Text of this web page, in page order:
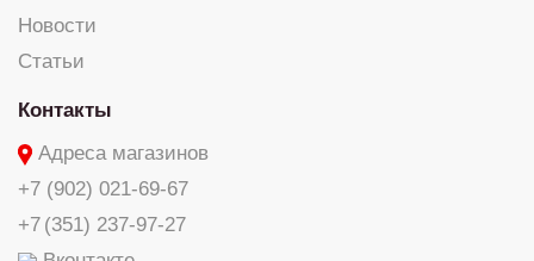
Новости
Статьи
Контакты
Адреса магазинов
+7 (902) 021-69-67
+7 (351) 237-97-27